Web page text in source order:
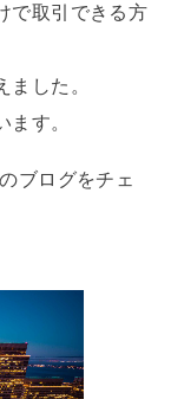
で取引できる方
した。
す。
ブログをチェ